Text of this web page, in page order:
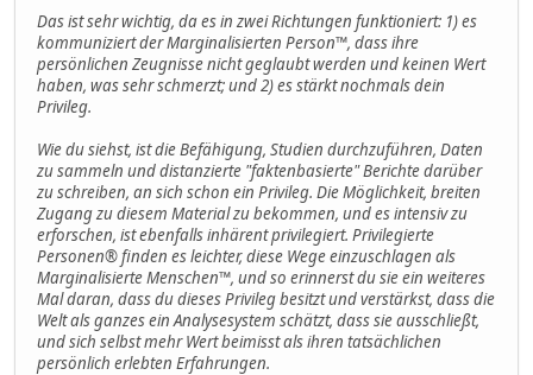
Das ist sehr wichtig, da es in zwei Richtungen funktioniert: 1) es
kommuniziert der Marginalisierten Person™, dass ihre
persönlichen Zeugnisse nicht geglaubt werden und keinen Wert
haben, was sehr schmerzt; und 2) es stärkt nochmals dein
Privileg.
Wie du siehst, ist die Befähigung, Studien durchzuführen, Daten
zu sammeln und distanzierte "faktenbasierte" Berichte darüber
zu schreiben, an sich schon ein Privileg. Die Möglichkeit, breiten
Zugang zu diesem Material zu bekommen, und es intensiv zu
erforschen, ist ebenfalls inhärent privilegiert. Privilegierte
Personen® finden es leichter, diese Wege einzuschlagen als
Marginalisierte Menschen™, und so erinnerst du sie ein weiteres
Mal daran, dass du dieses Privileg besitzt und verstärkst, dass die
Welt als ganzes ein Analysesystem schätzt, dass sie ausschließt,
und sich selbst mehr Wert beimisst als ihren tatsächlichen
persönlich erlebten Erfahrungen.